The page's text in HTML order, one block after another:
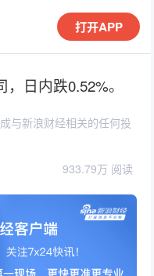
打开APP
日内跌0.52%。
与新浪财经相关的任何投
933.79万 阅读